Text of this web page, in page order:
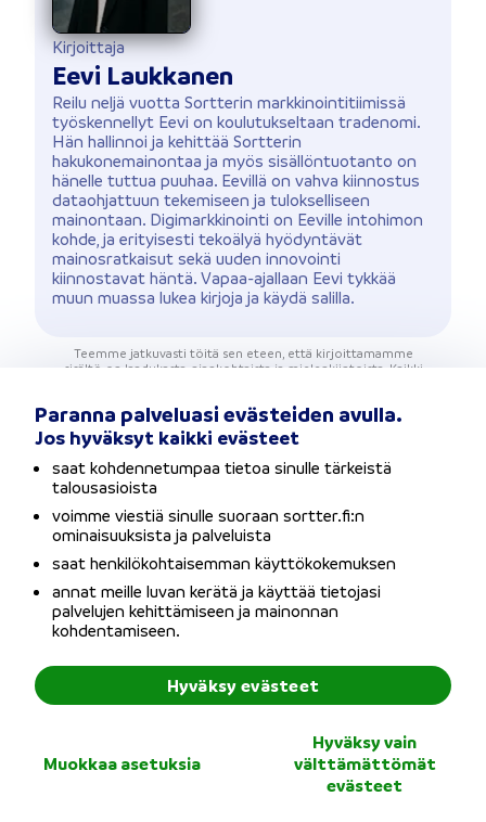
Paranna palveluasi evästeiden avulla.
Jos hyväksyt kaikki evästeet
saat kohdennetumpaa tietoa sinulle tärkeistä
talousasioista
voimme viestiä sinulle suoraan sortter.fi:n
ominaisuuksista ja palveluista
saat henkilökohtaisemman käyttökokemuksen
annat meille luvan kerätä ja käyttää tietojasi
palvelujen kehittämiseen ja mainonnan
kohdentamiseen.
Muokkaa asetuksia
Hyväksy vain
välttämättömät
evästeet
Hyväksy evästeet
Kirjoittaja
Eevi Laukkanen
Reilu neljä vuotta Sortterin markkinointitiimissä
työskennellyt Eevi on koulutukseltaan tradenomi.
Hän hallinnoi ja kehittää Sortterin
hakukonemainontaa ja myös sisällöntuotanto on
hänelle tuttua puuhaa. Eevillä on vahva kiinnostus
dataohjattuun tekemiseen ja tulokselliseen
mainontaan. Digimarkkinointi on Eeville intohimon
kohde, ja erityisesti tekoälyä hyödyntävät
mainosratkaisut sekä uuden innovointi
kiinnostavat häntä. Vapaa-ajallaan Eevi tykkää
muun muassa lukea kirjoja ja käydä salilla.
Teemme jatkuvasti töitä sen eteen, että kirjoittamamme
sisältö on laadukasta, ajankohtaista ja mielenkiintoista. Kaikki
lisäksi Sortterin sisältövastaava, finanssialan ammattilaiset ja
markkinointitiimi tarkistavat sisällöt säännöllisesti.
Kilpailuta lainat ilmaiseksi
Sortterin vertailupalvelussa